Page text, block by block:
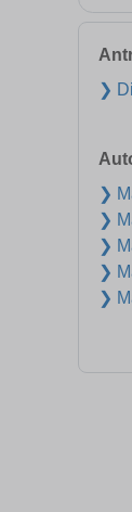
❯
❯
❯
❯
❯
❯